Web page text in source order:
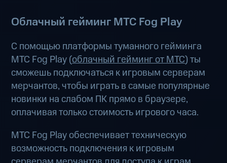
Облачный гейминг МТС Fog Play
С помощью платформы туманного гейминга
МТС Fog Play (облачный гейминг от МТС) ты
сможешь подключаться к игровым серверам
мерчантов, чтобы играть в самые популярные
новинки на слабом ПК прямо в браузере,
оплачивая только стоимость игрового часа.
МТС Fog Play обеспечивает техническую
возможность подключения к игровым